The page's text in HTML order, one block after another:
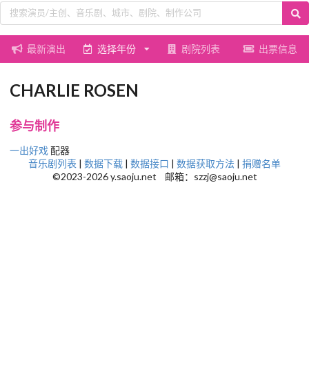
最新演出 选择年份 剧院列表 出票信息
CHARLIE ROSEN
参与制作
一出好戏配器
音乐剧列表 | 数据下载 | 数据接口 | 数据获取方法 | 捐赠名单
©2023-2026 y.saoju.net 邮箱：szzj@saoju.net